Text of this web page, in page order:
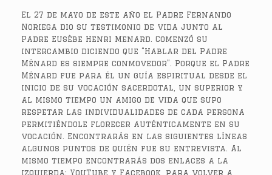
El 27 de mayo de este año el Padre Fernando
Noriega dio su testimonio de vida junto al
Padre Eusèbe Henri Menard. Comenzó su
intercambio diciendo que “Hablar del Padre
Ménard es siempre conmovedor”. Porque el Padre
Ménard fue para él un guía espiritual desde el
inicio de su vocación sacerdotal, un superior y
al mismo tiempo un amigo de vida que supo
respetar las individualidades de cada persona
permitiéndole florecer auténticamente en su
vocación. Encontrarás en las siguientes líneas
algunos puntos de quién fue su entrevista. Al
mismo tiempo encontrarás dos enlaces a la
izquierda: YouTube y Facebook, para volver a